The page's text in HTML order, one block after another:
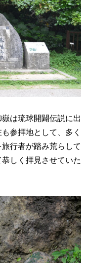
は琉球開闢伝説に出
参拝地として、多く
行者が踏み荒らして
しく拝見させていた